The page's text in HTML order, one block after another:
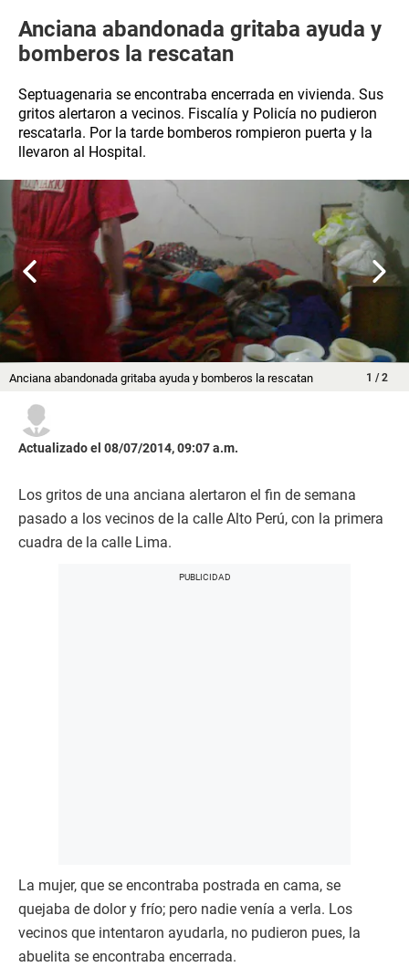
Anciana abandonada gritaba ayuda y
bomberos la rescatan
Septuagenaria se encontraba encerrada en vivienda. Sus
gritos alertaron a vecinos. Fiscalía y Policía no pudieron
rescatarla. Por la tarde bomberos rompieron puerta y la
llevaron al Hospital.
1 /2
Anciana abandonada gritaba ayuda y bomberos la rescatan
Actualizado el 08/07/2014, 09:07 a.m.
Los gritos de una anciana alertaron el fin de semana
pasado a los vecinos de la calle Alto Perú, con la primera
cuadra de la calle Lima.
La mujer, que se encontraba postrada en cama, se
quejaba de dolor y frío; pero nadie venía a verla. Los
vecinos que intentaron ayudarla, no pudieron pues, la
abuelita se encontraba encerrada.